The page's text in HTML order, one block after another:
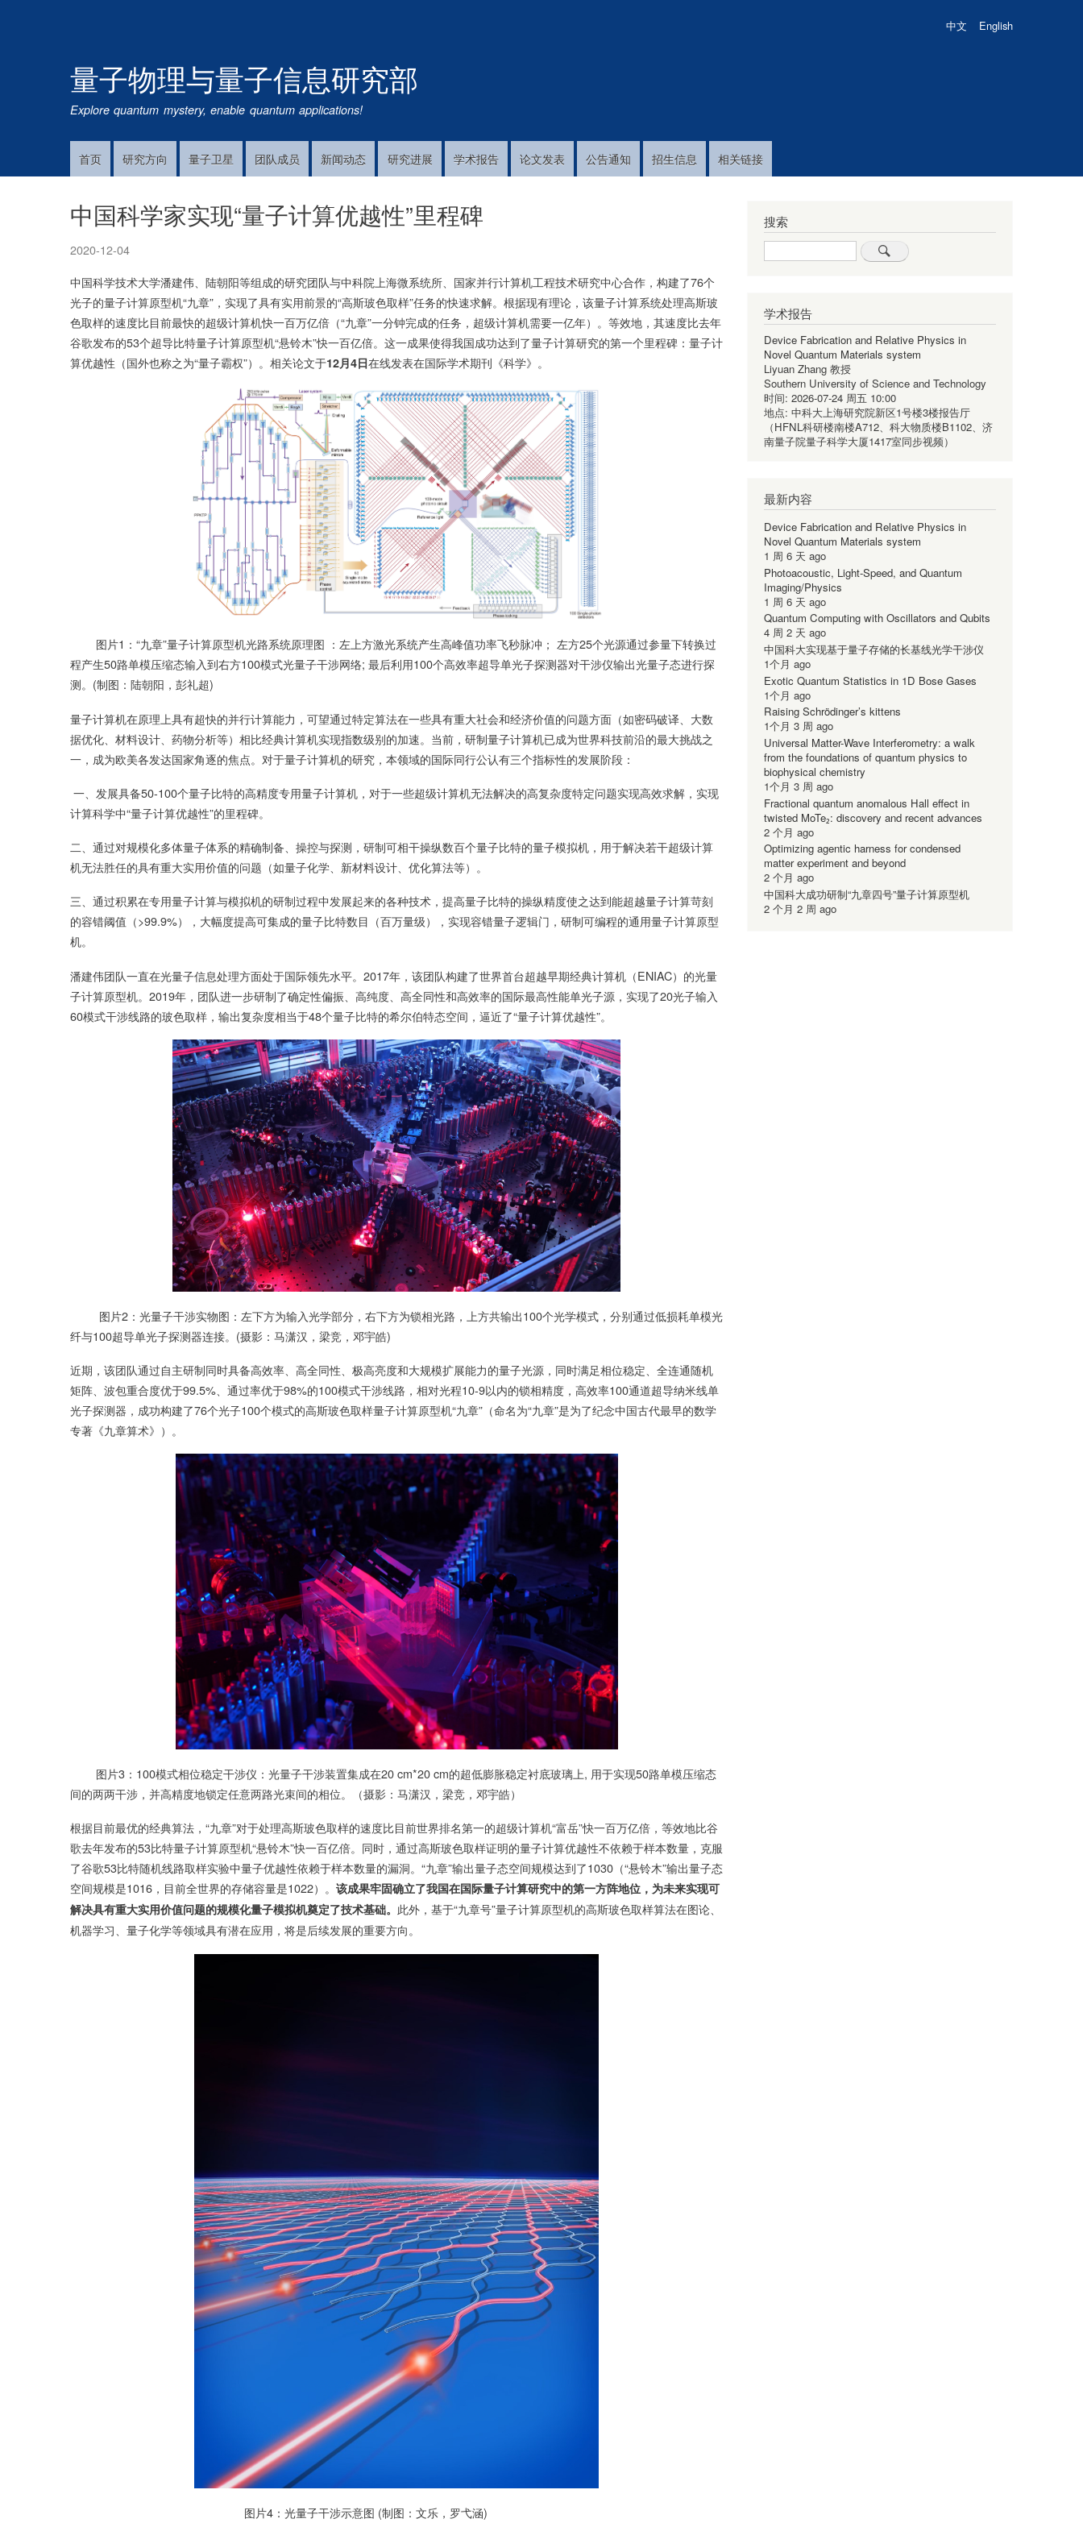
中文 English
量子物理与量子信息研究部
Explore quantum mystery, enable quantum applications!
Main首页 研究方向 量子卫星 团队成员 新闻动态 研究进展 学术报告 论文发表 公告通知 招生信息 相关链接
中国科学家实现“量子计算优越性”里程碑
2020-12-04
中国科学技术大学潘建伟、陆朝阳等组成的研究团队与中科院上海微系统所、国家并行计算机工程技术研究中心合作，构建了76个
光子的量子计算原型机“九章”，实现了具有实用前景的“高斯玻色取样”任务的快速求解。根据现有理论，该量子计算系统处理高斯玻
色取样的速度比目前最快的超级计算机快一百万亿倍（“九章”一分钟完成的任务，超级计算机需要一亿年）。等效地，其速度比去年
谷歌发布的53个超导比特量子计算原型机“悬铃木”快一百亿倍。这一成果使得我国成功达到了量子计算研究的第一个里程碑：量子计
算优越性（国外也称之为“量子霸权”）。相关论文于12月4日在线发表在国际学术期刊《科学》。
图片1：“九章”量子计算原型机光路系统原理图 ：左上方激光系统产生高峰值功率飞秒脉冲； 左方25个光源通过参量下转换过
程产生50路单模压缩态输入到右方100模式光量子干涉网络; 最后利用100个高效率超导单光子探测器对干涉仪输出光量子态进行探
测。(制图：陆朝阳，彭礼超)
量子计算机在原理上具有超快的并行计算能力，可望通过特定算法在一些具有重大社会和经济价值的问题方面（如密码破译、大数
据优化、材料设计、药物分析等）相比经典计算机实现指数级别的加速。当前，研制量子计算机已成为世界科技前沿的最大挑战之
一，成为欧美各发达国家角逐的焦点。对于量子计算机的研究，本领域的国际同行公认有三个指标性的发展阶段：
一、发展具备50-100个量子比特的高精度专用量子计算机，对于一些超级计算机无法解决的高复杂度特定问题实现高效求解，实现
计算科学中“量子计算优越性”的里程碑。
二、通过对规模化多体量子体系的精确制备、操控与探测，研制可相干操纵数百个量子比特的量子模拟机，用于解决若干超级计算
机无法胜任的具有重大实用价值的问题（如量子化学、新材料设计、优化算法等）。
三、通过积累在专用量子计算与模拟机的研制过程中发展起来的各种技术，提高量子比特的操纵精度使之达到能超越量子计算苛刻
的容错阈值（>99.9%），大幅度提高可集成的量子比特数目（百万量级），实现容错量子逻辑门，研制可编程的通用量子计算原型
机。
潘建伟团队一直在光量子信息处理方面处于国际领先水平。2017年，该团队构建了世界首台超越早期经典计算机（ENIAC）的光量
子计算原型机。2019年，团队进一步研制了确定性偏振、高纯度、高全同性和高效率的国际最高性能单光子源，实现了20光子输入
60模式干涉线路的玻色取样，输出复杂度相当于48个量子比特的希尔伯特态空间，逼近了“量子计算优越性”。
图片2：光量子干涉实物图：左下方为输入光学部分，右下方为锁相光路，上方共输出100个光学模式，分别通过低损耗单模光
纤与100超导单光子探测器连接。(摄影：马潇汉，梁竞，邓宇皓)
近期，该团队通过自主研制同时具备高效率、高全同性、极高亮度和大规模扩展能力的量子光源，同时满足相位稳定、全连通随机
矩阵、波包重合度优于99.5%、通过率优于98%的100模式干涉线路，相对光程10-9以内的锁相精度，高效率100通道超导纳米线单
光子探测器，成功构建了76个光子100个模式的高斯玻色取样量子计算原型机“九章”（命名为“九章”是为了纪念中国古代最早的数学
专著《九章算术》）。
图片3：100模式相位稳定干涉仪：光量子干涉装置集成在20 cm*20 cm的超低膨胀稳定衬底玻璃上, 用于实现50路单模压缩态
间的两两干涉，并高精度地锁定任意两路光束间的相位。（摄影：马潇汉，梁竞，邓宇皓）
根据目前最优的经典算法，“九章”对于处理高斯玻色取样的速度比目前世界排名第一的超级计算机“富岳”快一百万亿倍，等效地比谷
歌去年发布的53比特量子计算原型机“悬铃木”快一百亿倍。同时，通过高斯玻色取样证明的量子计算优越性不依赖于样本数量，克服
了谷歌53比特随机线路取样实验中量子优越性依赖于样本数量的漏洞。“九章”输出量子态空间规模达到了1030（“悬铃木”输出量子态
空间规模是1016，目前全世界的存储容量是1022）。 该成果牢固确立了我国在国际量子计算研究中的第一方阵地位，为未来实现可
解决具有重大实用价值问题的规模化量子模拟机奠定了技术基础。 此外，基于“九章号”量子计算原型机的高斯玻色取样算法在图论、
机器学习、量子化学等领域具有潜在应用，将是后续发展的重要方向。
图片4：光量子干涉示意图 (制图：文乐，罗弋涵)
搜索
Search
学术报告
Device Fabrication and Relative Physics in
Novel Quantum Materials system
Liyuan Zhang 教授
Southern University of Science and Technology
时间: 2026-07-24 周五 10:00
地点: 中科大上海研究院新区1号楼3楼报告厅
（HFNL科研楼南楼A712、科大物质楼B1102、济
南量子院量子科学大厦1417室同步视频）
最新内容
Device Fabrication and Relative Physics in
Novel Quantum Materials system
1 周 6 天 ago
Photoacoustic, Light-Speed, and Quantum
Imaging/Physics
1 周 6 天 ago
Quantum Computing with Oscillators and Qubits
4 周 2 天 ago
中国科大实现基于量子存储的长基线光学干涉仪
1个月 ago
Exotic Quantum Statistics in 1D Bose Gases
1个月 ago
Raising Schrödinger’s kittens
1个月 3 周 ago
Universal Matter-Wave Interferometry: a walk
from the foundations of quantum physics to
biophysical chemistry
1个月 3 周 ago
Fractional quantum anomalous Hall effect in
twisted MoTe₂: discovery and recent advances
2 个月 ago
Optimizing agentic harness for condensed
matter experiment and beyond
2 个月 ago
中国科大成功研制“九章四号”量子计算原型机
2 个月 2 周 ago